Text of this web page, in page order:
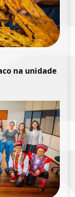
na unidade